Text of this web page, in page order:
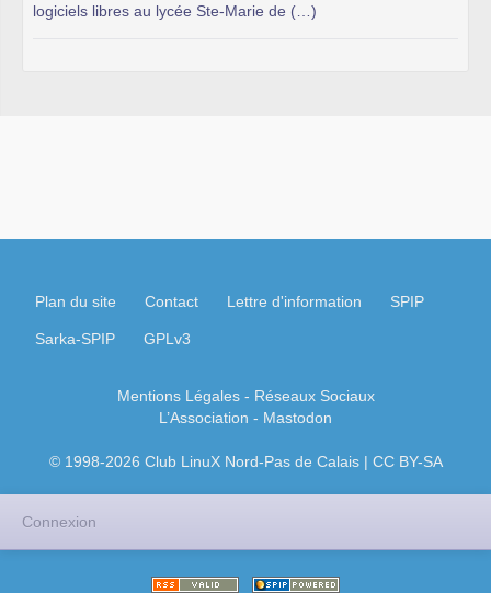
logiciels libres au lycée Ste-Marie de (…)
Plan du site Contact Lettre d'information SPIP
Sarka-SPIP GPLv3
Mentions Légales- Réseaux Sociaux
L’Association - Mastodon
© 1998-2026 Club LinuX Nord-Pas de Calais | CC BY-SA
Connexion